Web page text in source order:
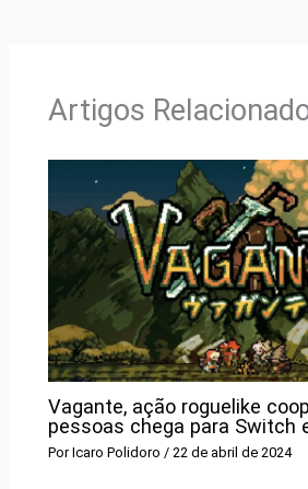
Artigos
Vagante, ação roguelike
pessoas chega para Switch
PorIcaro Polidoro/22 de abril de 2024